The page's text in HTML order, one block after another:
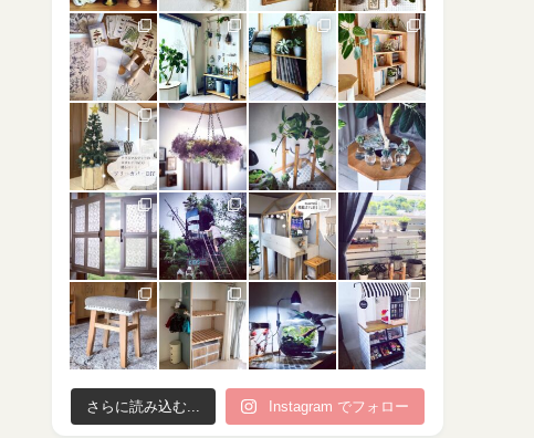
さらに読み込む... Instagram でフォロー